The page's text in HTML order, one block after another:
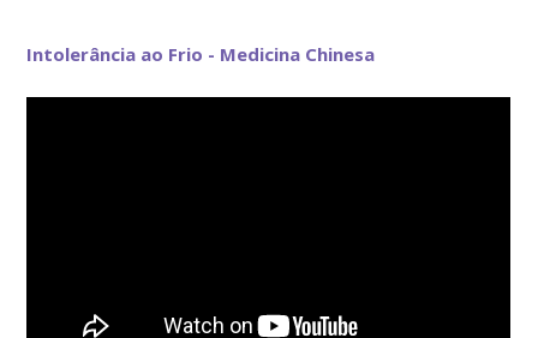
Intolerância ao Frio - Medicina Chinesa